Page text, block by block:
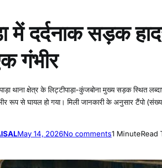
में दर्दनाक सड़क
गंभीर
थाना क्षेत्र के लिट्टीपाड़ा-कुंजबोना मुख्य सड़क स्थित
रूप से घायल हो गया। मिली जानकारी के अनुसार टैंपो
May 14, 2026No commentso
लि
1 MinuteRead